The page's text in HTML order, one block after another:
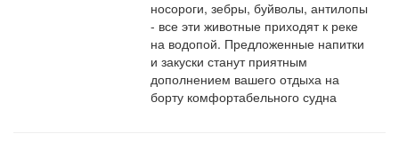
носороги, зебры, буйволы, антилопы
- все эти животные приходят к реке
на водопой. Предложенные напитки
и закуски станут приятным
дополнением вашего отдыха на
борту комфортабельного судна